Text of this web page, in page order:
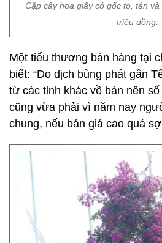
Cặp cây hoa giấy có gốc to, tán
triệu đồng.
Một tiểu thương bán hàng tại
biết: “Do dịch bùng phát gần
từ các tỉnh khác về bán nên
cũng vừa phải vì năm nay
chung, nếu bán giá cao quá